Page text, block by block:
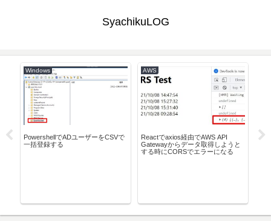
SyachikuLOG
で
Windows
PowershellでADユーザーをCSVで
一括登録する
AWS
Reactでaxios経由でAWS API
Gatewayからデータ取得しようと
する時にCORSでエラーになる
秀